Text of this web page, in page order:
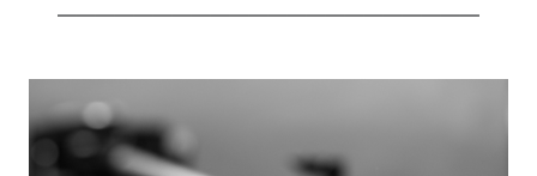
——————————————————————